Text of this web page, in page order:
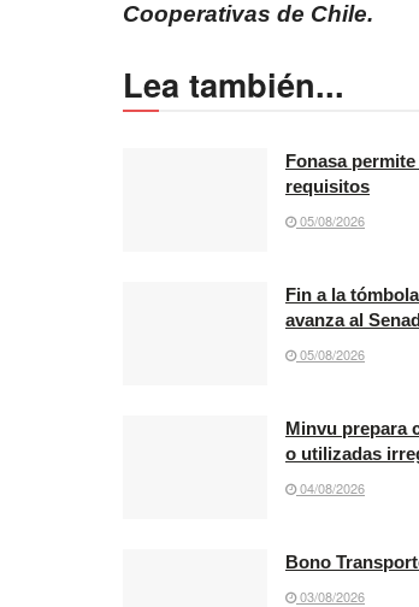
Cooperativas de Chile.
Lea también...
Fonasa
requisitos
05/08/2026
Fin a la
avanza al
05/08/2026
Minvu prepara
o utilizadas
04/08/2026
Bono
03/08/2026